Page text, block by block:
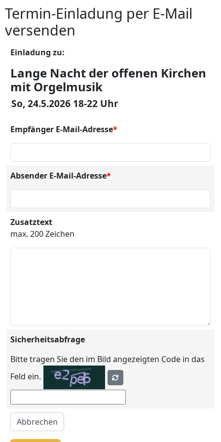
Termin-Einladung per E-Mail
versenden
Einladung zu:
Lange Nacht der offenen Kirchen
mit Orgelmusik
So, 24.5.2026 18-22 Uhr
Empfänger E-Mail-Adresse*
Absender E-Mail-Adresse*
Zusatztext
max. 200 Zeichen
Sicherheitsabfrage
Bitte tragen Sie den im Bild angezeigten Code in das
Feld ein.
Abbrechen